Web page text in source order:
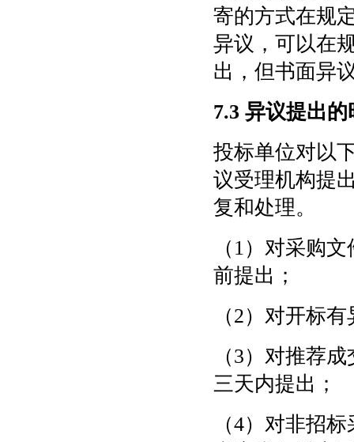
寄的方式在规
异议，可以在
出，但书面异
7.3 异议提出的
投标单位对以
议受理机构提
复和处理。
（ 1）对采购
前提出；
（2）对开标
（3）对推荐
三天内提出；
（4）对非招